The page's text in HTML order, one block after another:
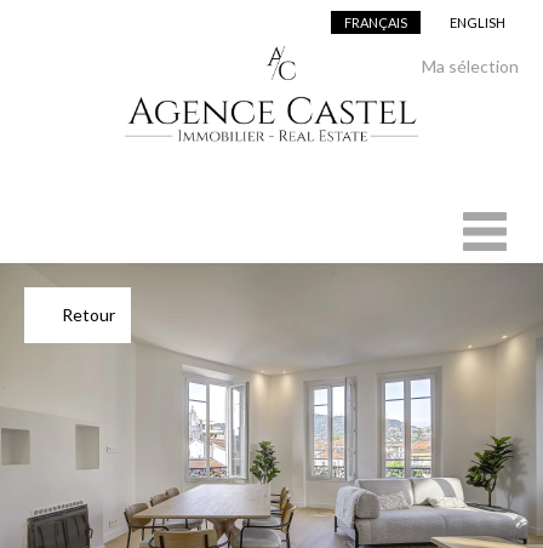
FRANÇAIS ENGLISH
Ma sélection
Retour
Ajouter à la sélection